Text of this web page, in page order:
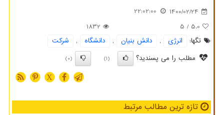
1400/02/24
22:02:00
5.0
/ 5
1832
تگها:
انرژی , دانش بنیان , دانشگاه ,
شركت
مطلب را می پسندید؟
(1)
(0)
X
تازه ترین مطالب مرتبط